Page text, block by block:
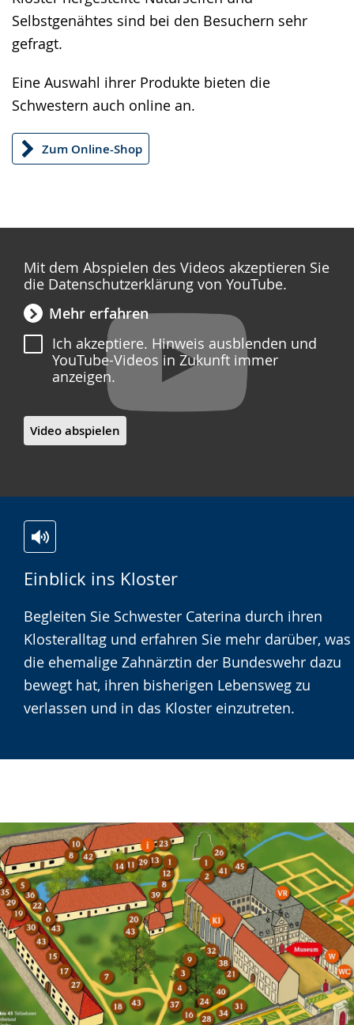
angezeigt.
Selbstgenähtes sind bei den Besuchern sehr
gefragt.
Eine Auswahl ihrer Produkte bieten die
Schwestern auch online an.
Zum Online-Shop
Mit dem Abspielen des Videos akzeptieren Sie
die Datenschutzerklärung von YouTube.
Mehr erfahren
Ich akzeptiere. Hinweis ausblenden und
YouTube-Videos in Zukunft immer
anzeigen.
Video abspielen
Einblick ins Kloster
Leichten
Sprache
wechseln.
Audio-
Unterstützung.
Video
in
Deutscher
Gebärdensprache
wird
angezeigt.
Begleiten Sie Schwester Caterina durch ihren
Klosteralltag und erfahren Sie mehr darüber, was
die ehemalige Zahnärztin der Bundeswehr dazu
bewegt hat, ihren bisherigen Lebensweg zu
verlassen und in das Kloster einzutreten.